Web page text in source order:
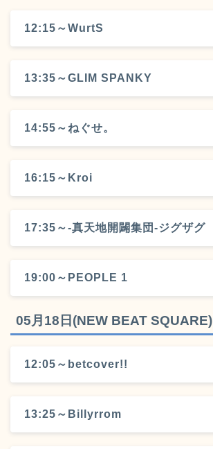
12:15～WurtS
13:35～GLIM SPANKY
14:55～ねぐせ。
16:15～Kroi
17:35～-真天地開闢集団-ジグザグ
19:00～PEOPLE 1
05月18日(NEW BEAT SQUARE)
12:05～betcover!!
13:25～Billyrrom